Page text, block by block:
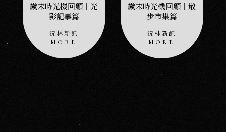
歲末時光機回顧｜光
影記事篇
沅林新訊
歲末時光機回顧｜散
步市集篇
沅林新訊